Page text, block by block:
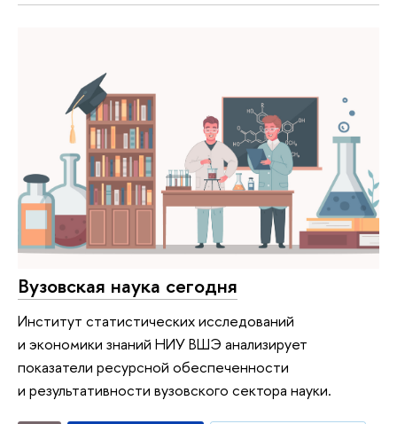
Вузовская наука сегодня
Институт статистических исследований
и экономики знаний НИУ ВШЭ анализирует
показатели ресурсной обеспеченности
и результативности вузовского сектора науки.